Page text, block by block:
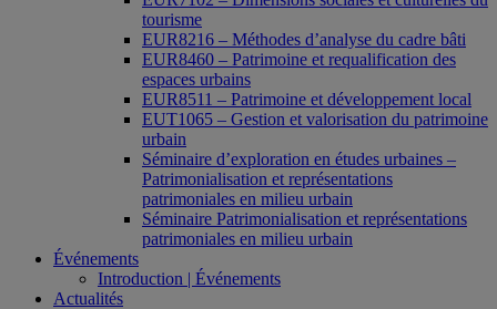
tourisme
EUR8216 – Méthodes d’analyse du cadre bâti
EUR8460 – Patrimoine et requalification des
espaces urbains
EUR8511 – Patrimoine et développement local
EUT1065 – Gestion et valorisation du patrimoine
urbain
Séminaire d’exploration en études urbaines –
Patrimonialisation et représentations
patrimoniales en milieu urbain
Séminaire Patrimonialisation et représentations
patrimoniales en milieu urbain
Événements
Introduction | Événements
Actualités